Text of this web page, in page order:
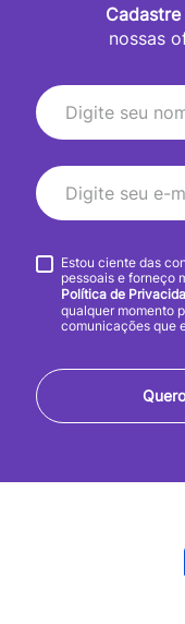
nossas
Estou ciente das
pessoais e forneço
Política de
qualquer momento
comunicações que